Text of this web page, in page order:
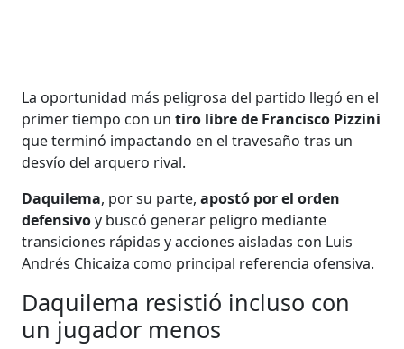
La oportunidad más peligrosa del partido llegó en el
primer tiempo con untiro libre de Francisco Pizzini
que terminó impactando en el travesaño tras un
desvío del arquero rival.
Daquilema, por su parte, apostó por el orden
defensivoy buscó generar peligro mediante
transiciones rápidas y acciones aisladas con Luis
Andrés Chicaiza como principal referencia ofensiva.
Daquilema resistió incluso con
un jugador menos